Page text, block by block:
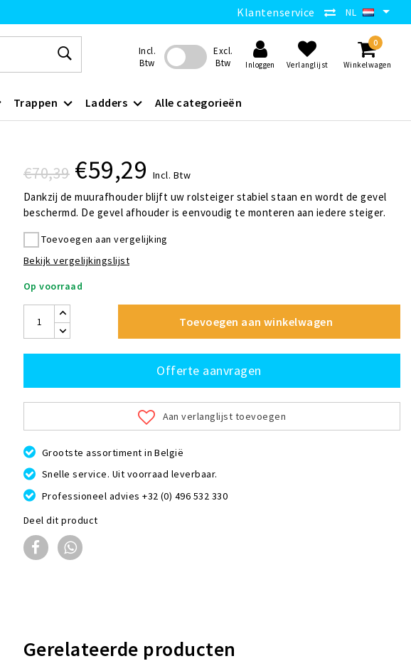
Klantenservice NL
Incl.
Btw
Excl.
Btw
Inloggen Verlanglijst
0
Winkelwagen
Trappen Ladders Alle categorieën
€70,39 €59,29 Incl. Btw
Dankzij de muurafhouder blijft uw rolsteiger stabiel staan en wordt de gevel
beschermd. De gevel afhouder is eenvoudig te monteren aan iedere steiger.
Toevoegen aan vergelijking
Bekijk vergelijkingslijst
Op voorraad
Toevoegen aan winkelwagen
Offerte aanvragen
Aan verlanglijst toevoegen
Grootste assortiment in België
Snelle service. Uit voorraad leverbaar.
Professioneel advies +32 (0) 496 532 330
Deel dit product
Gerelateerde producten